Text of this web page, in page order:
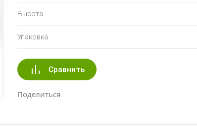
Высота
Упаковка
Сравнить
Поделиться